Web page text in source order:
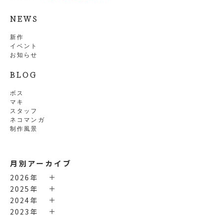
NEWS
新作
イベント
お知らせ
BLOG
ボス
マキ
スタッフ
ネコマンガ
制作風景
月別アーカイブ
2026年
2025年
2024年
2023年